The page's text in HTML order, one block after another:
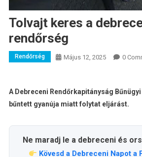
Tolvajt keres a
rendőrség
Rendőrség Május 12, 2025 0
A Debreceni Rendőrkapitányság
bűntett gyanúja miatt folytat eljárást.
Ne maradj le a debreceni és
Kövesd a Debreceni Napot a